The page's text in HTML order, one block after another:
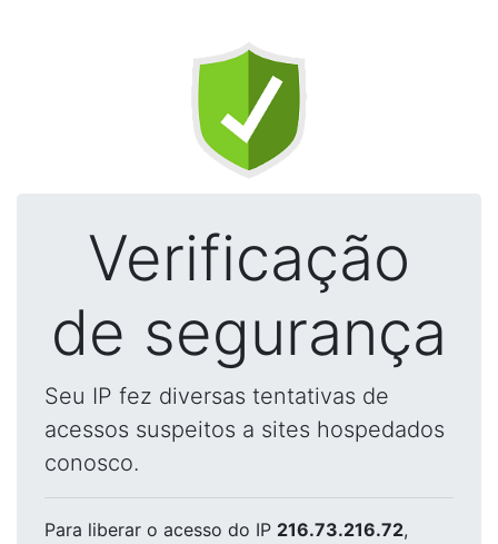
Verificação
de segurança
Seu IP fez diversas tentativas de
acessos suspeitos a sites hospedados
conosco.
Para liberar o acesso do IP 216.73.216.72,